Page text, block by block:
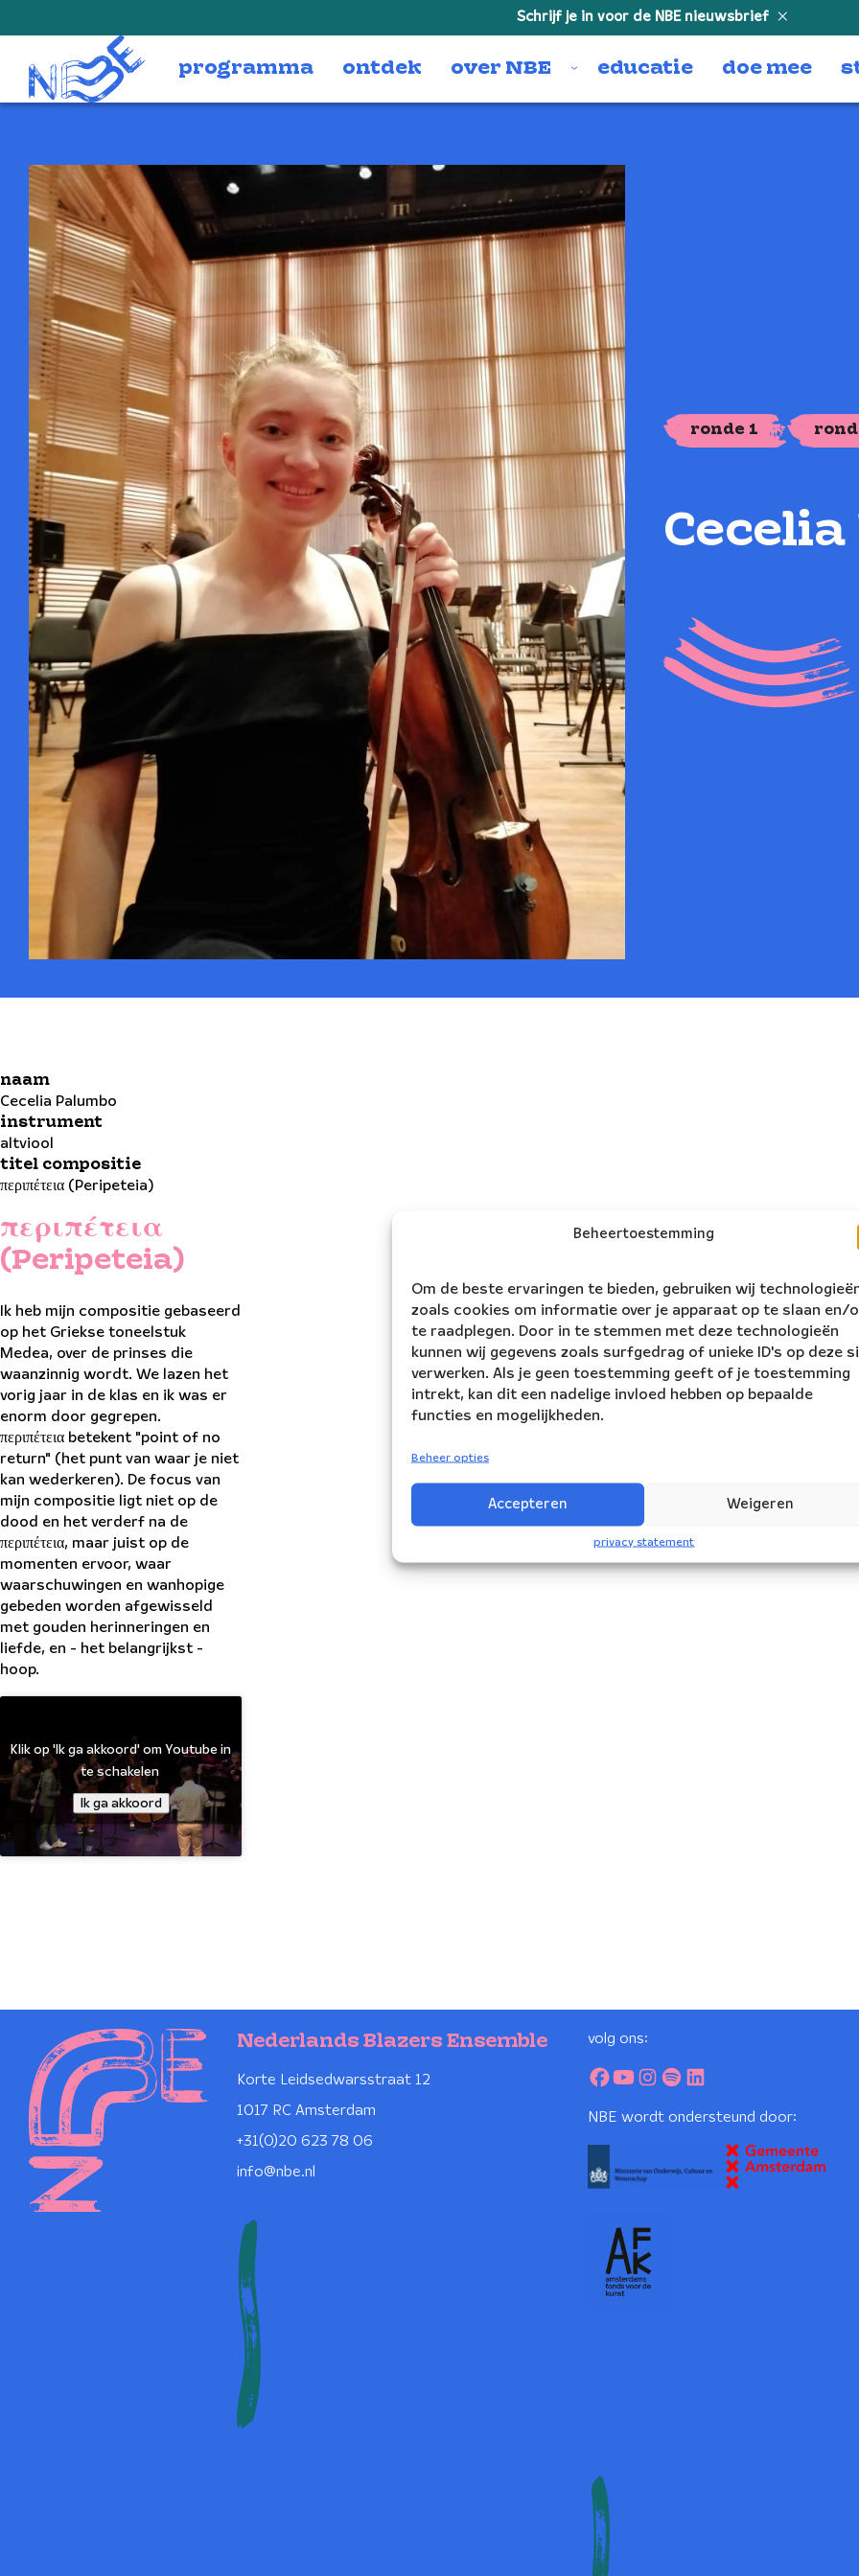
Beheertoestemming
Om de beste ervaringen te bieden, gebruiken wij
zoals cookies om informatie over je apparaat op te slaan en/
te raadplegen. Door in te stemmen met deze technologieën
kunnen wij gegevens zoals surfgedrag of unieke ID's op deze
verwerken. Als je geen toestemming geeft of je toestemming
intrekt, kan dit een nadelige invloed hebben op bepaalde
functies en mogelijkheden.
Beheer opties
Accepteren Weigeren
privacy statement
Schrijf je in voor de NBE nieuwsbrief
programma ontdek over NBE educatie doe mee
ronde 1
Cecelia
naam
Cecelia Palumbo
instrument
altviool
titel compositie
περιπέτεια (Peripeteia)
περιπέτεια
(Peripeteia)
Ik heb mijn compositie gebaseerd
op het Griekse toneelstuk
Medea, over de prinses die
waanzinnig wordt. We lazen het
vorig jaar in de klas en ik was er
enorm door gegrepen.
περιπέτεια betekent "point of no
return" (het punt van waar je niet
kan wederkeren). De focus van
mijn compositie ligt niet op de
dood en het verderf na de
περιπέτεια, maar juist op de
momenten ervoor, waar
waarschuwingen en wanhopige
gebeden worden afgewisseld
met gouden herinneringen en
liefde, en - het belangrijkst -
hoop.
Klik op 'Ik ga akkoord' om Youtube in
te schakelen
Ik ga akkoord
Nederlands Blazers Ensemble
Korte Leidsedwarsstraat 12
1017 RC Amsterdam
+31(0)20 623 78 06
info@nbe.nl
volg ons:
NBE wordt ondersteund door: